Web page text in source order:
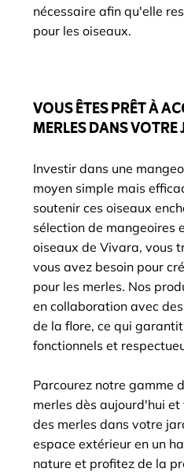
nécessaire afin qu'elle
pour les oiseaux.
VOUS ÊTES PRÊT À
MERLES DANS VOTRE
Investir dans une
moyen simple mais
soutenir ces oiseaux
sélection de mangeoires
oiseaux de Vivara, vous
vous avez besoin pour
pour les merles. Nos
en collaboration avec
de la flore, ce qui
fonctionnels et
Parcourez notre gamme
merles dès aujourd'hui
des merles dans votre
espace extérieur en un
nature et profitez de la